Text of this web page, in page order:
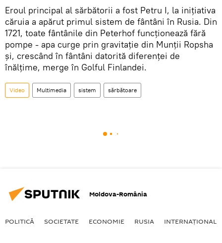
Eroul principal al sărbătorii a fost Petru I, la inițiativa
căruia a apărut primul sistem de fântâni în Rusia. Din
1721, toate fântânile din Peterhof funcționează fără
pompe - apa curge prin gravitație din Munții Ropsha
și, crescând în fântâni datorită diferenței de
înălțime, merge în Golful Finlandei.
Video Multimedia sistem sărbătoare
Moldova-România
POLITICĂ SOCIETATE ECONOMIE RUSIA INTERNAŢIONAL